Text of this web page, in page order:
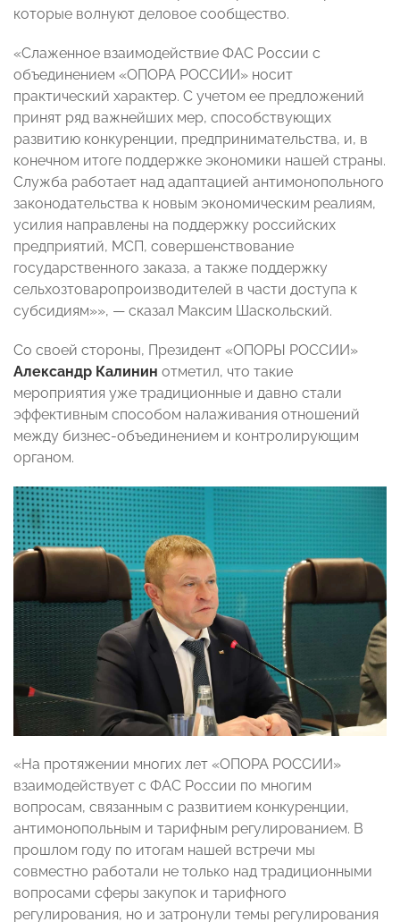
которые волнуют деловое сообщество.
«Слаженное взаимодействие ФАС России с
объединением «ОПОРА РОССИИ» носит
практический характер. С учетом ее предложений
принят ряд важнейших мер, способствующих
развитию конкуренции, предпринимательства, и, в
конечном итоге поддержке экономики нашей страны.
Служба работает над адаптацией антимонопольного
законодательства к новым экономическим реалиям,
усилия направлены на поддержку российских
предприятий, МСП, совершенствование
государственного заказа, а также поддержку
сельхозтоваропроизводителей в части доступа к
субсидиям»», — сказал Максим Шаскольский.
Со своей стороны, Президент «ОПОРЫ РОССИИ»
Александр Калинин отметил, что такие
мероприятия уже традиционные и давно стали
эффективным способом налаживания отношений
между бизнес-объединением и контролирующим
органом.
«На протяжении многих лет «ОПОРА РОССИИ»
взаимодействует с ФАС России по многим
вопросам, связанным с развитием конкуренции,
антимонопольным и тарифным регулированием. В
прошлом году по итогам нашей встречи мы
совместно работали не только над традиционными
вопросами сферы закупок и тарифного
регулирования, но и затронули темы регулирования